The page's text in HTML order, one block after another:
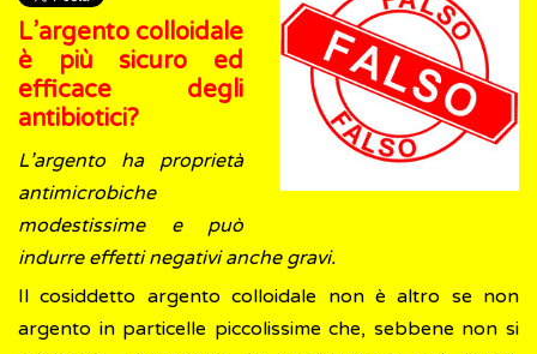
L’argento colloidale
è più sicuro ed
efficace degli
antibiotici?
L’argento ha proprietà
antimicrobiche
modestissime e può
indurre effetti negativi anche gravi.
Il cosiddetto argento colloidale non è altro se non
argento in particelle piccolissime che, sebbene non si